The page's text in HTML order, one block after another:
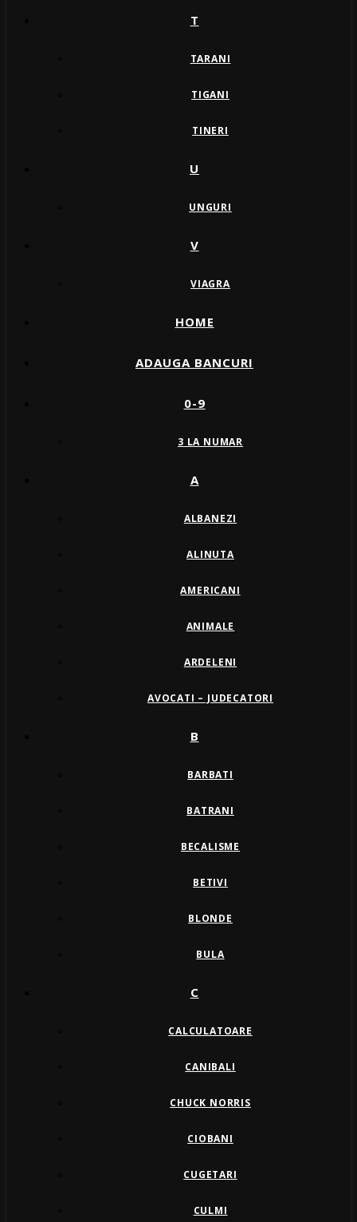
T
TARANI
TIGANI
TINERI
U
UNGURI
V
VIAGRA
HOME
ADAUGA BANCURI
0-9
3 LA NUMAR
A
ALBANEZI
ALINUTA
AMERICANI
ANIMALE
ARDELENI
AVOCATI – JUDECATORI
B
BARBATI
BATRANI
BECALISME
BETIVI
BLONDE
BULA
C
CALCULATOARE
CANIBALI
CHUCK NORRIS
CIOBANI
CUGETARI
CULMI